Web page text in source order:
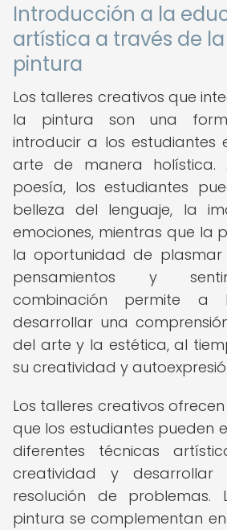
Introducción a la
artística a través de
pintura
Los talleres creativos que
la pintura son una
introducir a los estudiantes
arte de manera
poesía, los estudiantes
belleza del lenguaje, la
emociones, mientras que la
la oportunidad de plasmar
pensamientos y
combinación permite a
desarrollar una
del arte y la estética, al
su creatividad y
Los talleres creativos
que los estudiantes pueden
diferentes técnicas
creatividad y desarrollar
resolución de
pintura se complementan